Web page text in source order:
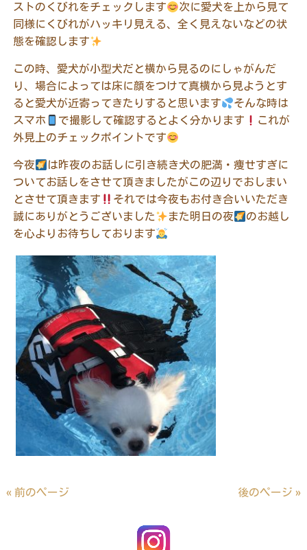
ストのくびれをチェックします
次に愛犬を上から見て
同様にくびれがハッキリ見える、全く見えないなどの状
態を確認します
この時、愛犬が小型犬だと横から見るのにしゃがんだ
り、場合によっては床に顔をつけて真横から見ようとす
ると愛犬が近寄ってきたりすると思います
そんな時は
スマホ
で撮影して確認するとよく分かります
これが
外見上のチェックポイントです
今夜
は昨夜のお話しに引き続き犬の肥満・痩せすぎに
ついてお話しをさせて頂きましたがこの辺りでおしまい
とさせて頂きます
それでは今夜もお付き合いいただき
誠にありがとうございました
また明日の夜
のお越し
を心よりお待ちしております
« 前のページ 後のページ »